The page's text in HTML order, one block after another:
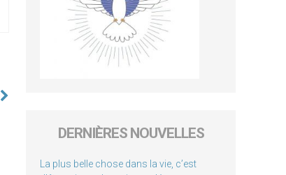
DERNIÈRES NOUVELLES
La plus belle chose dans la vie, c’est